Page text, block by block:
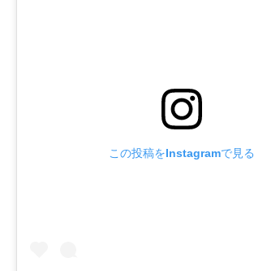
この投稿をInstagramで見る